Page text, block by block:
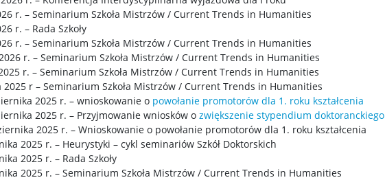
r. – Seminarium Szkoła Mistrzów / Current Trends in Humanities
r. – Rada Szkoły
r. – Seminarium Szkoła Mistrzów / Current Trends in Humanities
r. – Seminarium Szkoła Mistrzów / Current Trends in Humanities
r. – Seminarium Szkoła Mistrzów / Current Trends in Humanities
r – Seminarium Szkoła Mistrzów / Current Trends in Humanities
2025 r. – wnioskowanie o powołanie promotorów dla 1. roku kształcenia
2025 r. – Przyjmowanie wniosków o zwiększenie stypendium doktoranckiego
2025 r. – Wnioskowanie o powołanie promotorów dla 1. roku kształcenia
2025 r. – Heurystyki – cykl seminariów Szkół Doktorskich
2025 r. – Rada Szkoły
2025 r. – Seminarium Szkoła Mistrzów / Current Trends in Humanities